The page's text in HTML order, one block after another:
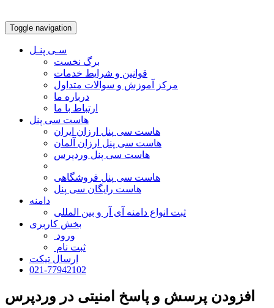
Toggle navigation
سـی پنـل
برگ نخست
قوانین و شرایط خدمات
مرکز آموزش و سوالات متداول
درباره ما
ارتباط با ما
هاست سی پنل
هاست سی پنل ارزان ایران
هاست سی پنل ارزان آلمان
هاست سی پنل وردپرس
هاست سی پنل فروشگاهی
هاست رایگان سی پنل
دامنه
ثبت انواع دامنه آی آر و بین المللی
بخش کاربری
ورود
ثبت نام
ارسال تیکت
021-77942102
افزودن پرسش و پاسخ امنیتی در وردپرس